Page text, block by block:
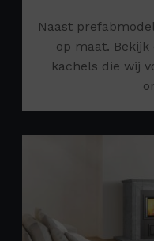
Naast
op maat. Bekijk
kachels die wij